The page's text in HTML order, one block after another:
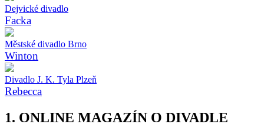
Dejvické divadlo
Facka
Městské divadlo Brno
Winton
Divadlo J. K. Tyla Plzeň
Rebecca
1. ONLINE MAGAZÍN O DIVADLE